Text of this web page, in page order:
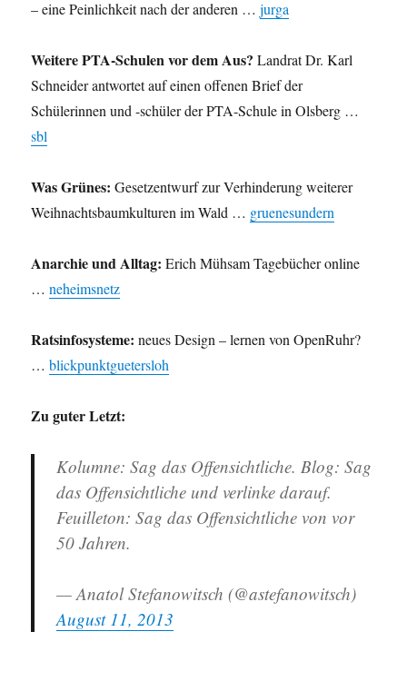
– eine Peinlichkeit nach der anderen …jurga
Weitere PTA-Schulen vor dem Aus? Landrat Dr. Karl
Schneider antwortet auf einen offenen Brief der
Schülerinnen und -schüler der PTA-Schule in Olsberg …
sbl
Was Grünes: Gesetzentwurf zur Verhinderung weiterer
Weihnachtsbaumkulturen im Wald … gruenesundern
Anarchie und Alltag: Erich Mühsam Tagebücher online
…neheimsnetz
Ratsinfosysteme: neues Design – lernen von OpenRuhr?
…blickpunktguetersloh
Zu guter Letzt:
Kolumne: Sag das Offensichtliche. Blog: Sag
das Offensichtliche und verlinke darauf.
Feuilleton: Sag das Offensichtliche von vor
50 Jahren.
— Anatol Stefanowitsch (@astefanowitsch)
August 11, 2013